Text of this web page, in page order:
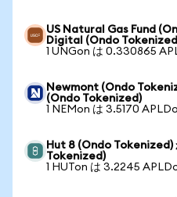
US Natural Gas Fund
Digital (Ondo
1 UNGon は 0.330865
Newmont (Ondo
(Ondo Tokenized)
1 NEMon は 3.5170
Hut 8 (Ondo
Tokenized)
1 HUTon は 3.2245